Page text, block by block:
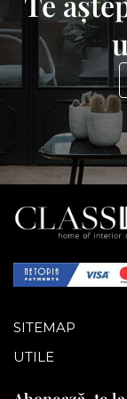
SITEMAP
UTILE